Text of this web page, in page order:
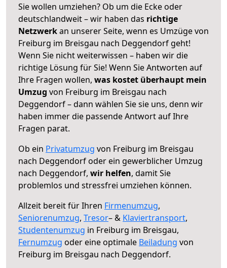
Sie wollen umziehen? Ob um die Ecke oder
deutschlandweit – wir haben das richtige
Netzwerkan unserer Seite, wenn es Umzüge von
Freiburg im Breisgau nach Deggendorf geht!
Wenn Sie nicht weiterwissen – haben wir die
richtige Lösung für Sie! Wenn Sie Antworten auf
Ihre Fragen wollen, was kostet überhaupt mein
Umzug von Freiburg im Breisgau nach
Deggendorf – dann wählen Sie sie uns, denn wir
haben immer die passende Antwort auf Ihre
Fragen parat.
Ob ein Privatumzug von Freiburg im Breisgau
nach Deggendorf oder ein gewerblicher Umzug
nach Deggendorf, wir helfen, damit Sie
problemlos und stressfrei umziehen können.
Allzeit bereit für Ihren Firmenumzug,
Seniorenumzug, Tresor– & Klaviertransport,
Studentenumzug in Freiburg im Breisgau,
Fernumzug oder eine optimale Beiladung von
Freiburg im Breisgau nach Deggendorf.